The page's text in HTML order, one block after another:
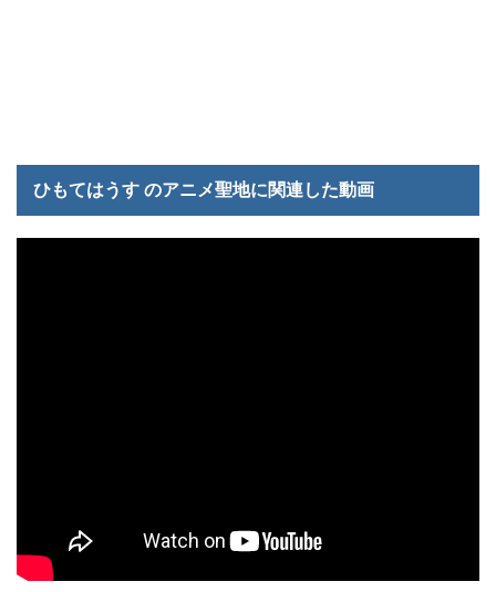
ひもてはうす のアニメ聖地に関連した動画